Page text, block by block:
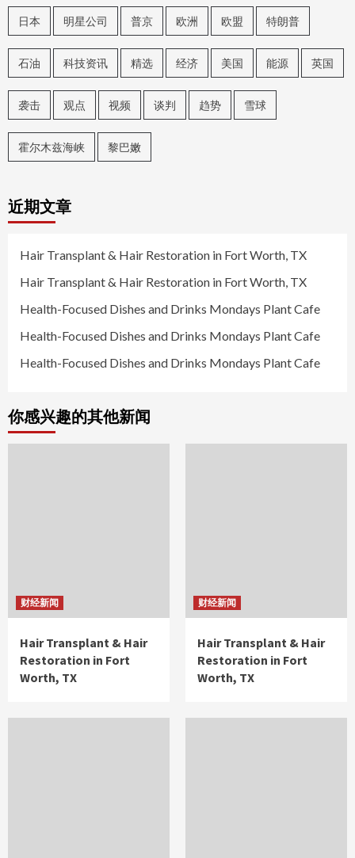
日本 明星公司 普京 欧洲 欧盟 特朗普
石油 科技资讯 精选 经济 美国 能源 英国
袭击 观点 视频 谈判 趋势 雪球
霍尔木兹海峡 黎巴嫩
近期文章
Hair Transplant & Hair Restoration in Fort Worth, TX
Hair Transplant & Hair Restoration in Fort Worth, TX
Health-Focused Dishes and Drinks Mondays Plant Cafe
Health-Focused Dishes and Drinks Mondays Plant Cafe
Health-Focused Dishes and Drinks Mondays Plant Cafe
你感兴趣的其他新闻
财经新闻
Hair Transplant & Hair
Restoration in Fort
Worth, TX
财经新闻
Hair Transplant & Hair
Restoration in Fort
Worth, TX